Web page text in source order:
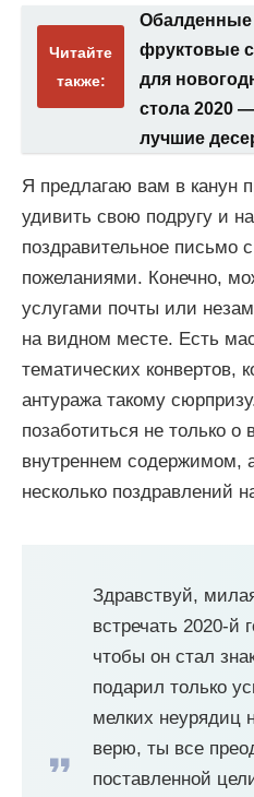
Читайте
также:
Обалденные
фруктовые
для
стола 2020 —
лучшие
Я предлагаю вам в канун
удивить свою подругу и
поздравительное
пожеланиями. Конечно,
услугами почты или
на видном месте. Есть
тематических конвертов,
антуража такому
позаботиться не только
внутреннем содержимом,
несколько поздравлений
Здравствуй,
встречать 2020-й
чтобы он стал
подарил только
мелких неурядиц
верю, ты все
поставленной